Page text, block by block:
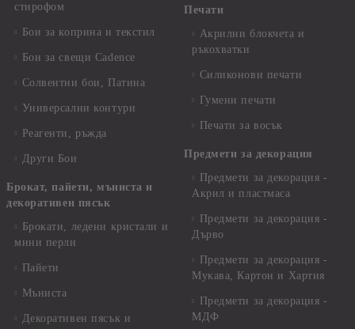
стирофом
Бои за коприна и текстил
Бои за свещи Cadence
Солвентни бои, Патина
Универсални контури
Реагенти, ръжда
Други Бои
Брокат, пайети, мъниста и
декоративен пясък
Брокати, ледени кристали и
мини перли
Пайети
Мъниста
Декоративен пясък и
Печати
Акрилни блокчета и
ръкохватки
Силиконови печати
Гумени печати
Печати за восък
Предмети за декорация
Предмети за декорация -
Акрил и пластмаса
Предмети за декорация -
Дърво
Предмети за декорация -
Мукава, Картон и Хартия
Предмети за декорация -
МДФ